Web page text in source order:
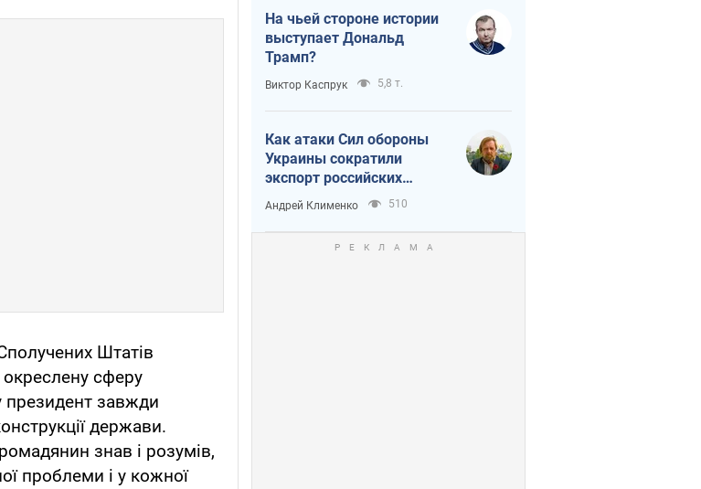
Штатів
сферу
президент завжди
держави.
знав і розумів,
проблеми і у кожної
На чьей стороне истории
выступает Дональд
Трамп?
Виктор Каспрук 5,8 т.
Как атаки Сил обороны
Украины сократили
экспорт российских
нефтепродуктов
Андрей Клименко 510